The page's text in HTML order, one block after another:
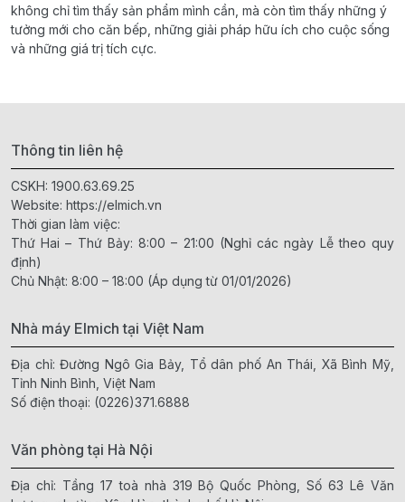
không chỉ tìm thấy sản phẩm mình cần, mà còn tìm thấy những ý
tưởng mới cho căn bếp, những giải pháp hữu ích cho cuộc sống
và những giá trị tích cực.
Thông tin liên hệ
CSKH: 1900.63.69.25
Website: https://elmich.vn
Thời gian làm việc:
Thứ Hai – Thứ Bảy: 8:00 – 21:00 (Nghỉ các ngày Lễ theo quy
định)
Chủ Nhật: 8:00 – 18:00 (Áp dụng từ 01/01/2026)
Nhà máy Elmich tại Việt Nam
Địa chỉ: Đường Ngô Gia Bảy, Tổ dân phố An Thái, Xã Bình Mỹ,
Tỉnh Ninh Bình, Việt Nam
Số điện thoại: (0226)371.6888
Văn phòng tại Hà Nội
Địa chỉ: Tầng 17 toà nhà 319 Bộ Quốc Phòng, Số 63 Lê Văn